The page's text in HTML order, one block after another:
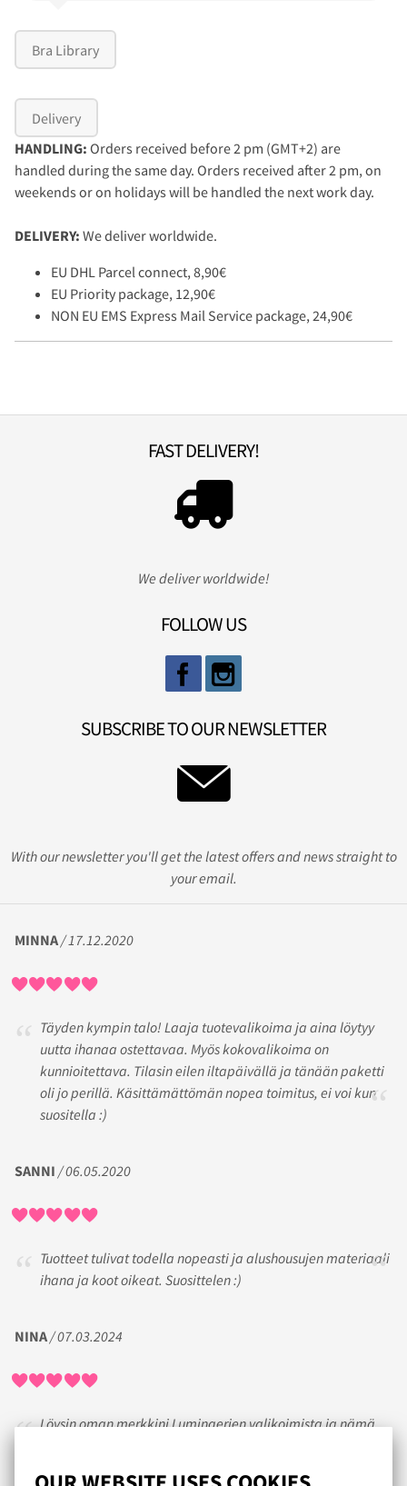
Bra Library
Delivery
HANDLING: Orders received before 2 pm (GMT+2) are
handled during the same day. Orders received after 2 pm, on
weekends or on holidays will be handled the next work day.
DELIVERY: We deliver worldwide.
EU DHL Parcel connect, 8,90€
EU Priority package, 12,90€
NON EU EMS Express Mail Service package, 24,90€
FAST DELIVERY!
We deliver worldwide!
FOLLOW US
SUBSCRIBE TO OUR NEWSLETTER
With our newsletter you'll get the latest offers and news straight to
your email.
MINNA/ 17.12.2020
Täyden kympin talo! Laaja tuotevalikoima ja aina löytyy
uutta ihanaa ostettavaa. Myös kokovalikoima on
kunnioitettava. Tilasin eilen iltapäivällä ja tänään paketti
oli jo perillä. Käsittämättömän nopea toimitus, ei voi kun
suositella :)
SANNI / 06.05.2020
Tuotteet tulivat todella nopeasti ja alushousujen materiaali
ihana ja koot oikeat. Suosittelen :)
NINA/ 07.03.2024
Löysin oman merkkini Lumingerien valikoimista ja nämä